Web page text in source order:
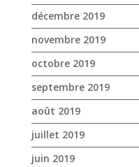
décembre 2019
novembre 2019
octobre 2019
septembre 2019
août 2019
juillet 2019
juin 2019